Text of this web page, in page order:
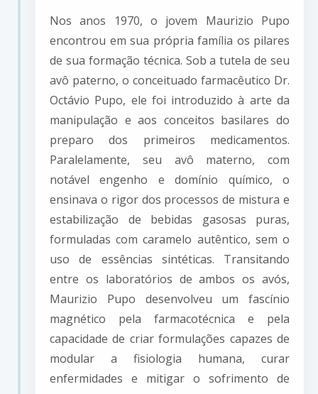
Nos anos 1970, o jovem Maurizio Pupo
encontrou em sua própria família os pilares
de sua formação técnica. Sob a tutela de seu
avô paterno, o conceituado farmacêutico Dr.
Octávio Pupo, ele foi introduzido à arte da
manipulação e aos conceitos basilares do
preparo dos primeiros medicamentos.
Paralelamente, seu avô materno, com
notável engenho e domínio químico, o
ensinava o rigor dos processos de mistura e
estabilização de bebidas gasosas puras,
formuladas com caramelo autêntico, sem o
uso de essências sintéticas. Transitando
entre os laboratórios de ambos os avós,
Maurizio Pupo desenvolveu um fascínio
magnético pela farmacotécnica e pela
capacidade de criar formulações capazes de
modular a fisiologia humana, curar
enfermidades e mitigar o sofrimento de